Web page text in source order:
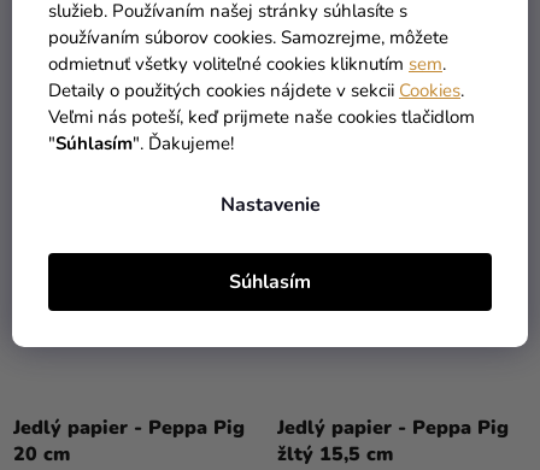
služieb. Používaním našej stránky súhlasíte s
používaním súborov cookies. Samozrejme, môžete
odmietnuť všetky voliteľné cookies kliknutím sem.
Detaily o použitých cookies nájdete v sekcii Cookies.
Veľmi nás poteší, keď prijmete naše cookies tlačidlom
"Súhlasím". Ďakujeme!
Nastavenie
Súhlasím
2,90 €
DO KOŠÍKA
2,90 €
DO KOŠÍKA
Jedlý papier - Peppa Pig
20 cm
Jedlý papier - Peppa Pig
žltý 15,5 cm